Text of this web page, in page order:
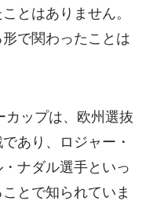
とはありません。
で関わったことは
カップは、欧州選抜
あり、ロジャー・
ナダル選手といっ
とで知られていま